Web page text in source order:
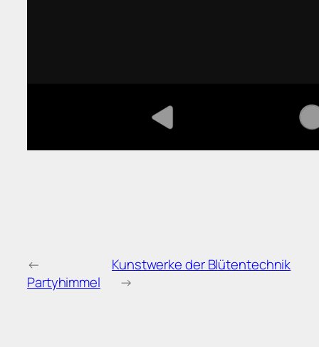
←
Partyhimmel
Kunstwerke der Blütentechnik
→